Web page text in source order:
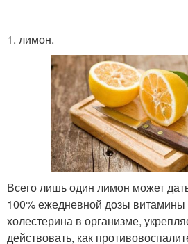
1. лимон.
Всего лишь один лимон может
100% ежедневной дозы витамины
холестерина в организме,
действовать, как